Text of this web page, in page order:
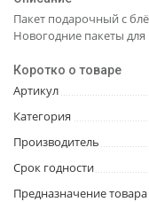
Пакет подарочный с
Новогодние пакеты
Коротко о товаре
Артикул
Категория
Производитель
Срок годности
Предназначение товара